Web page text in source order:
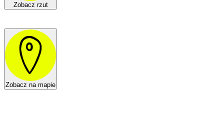
Zobacz rzut
Zobacz na mapie